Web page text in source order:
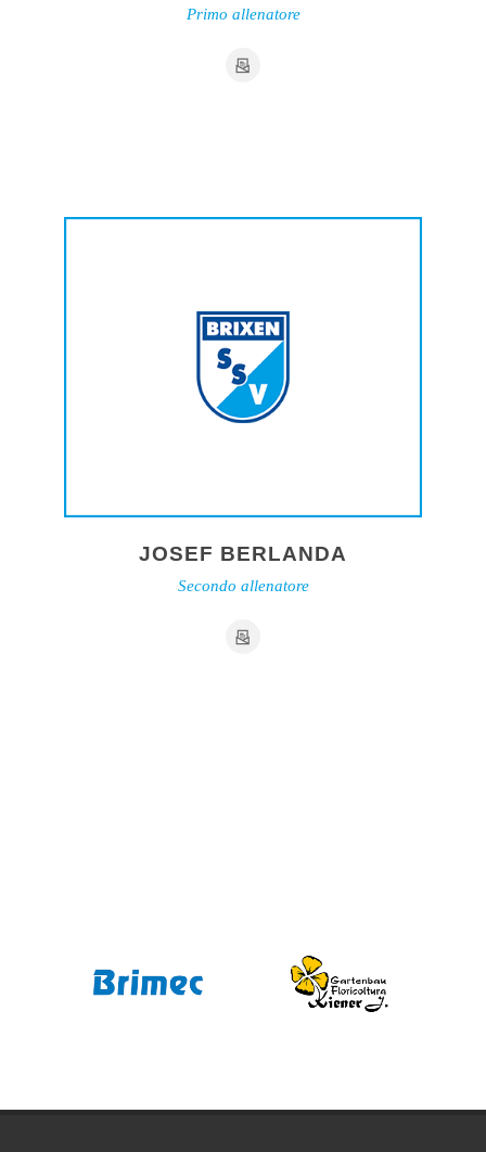
Primo allenatore
JOSEF BERLANDA
Secondo allenatore